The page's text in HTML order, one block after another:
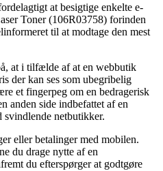
at besigtige enkelte e-
Toner (106R03758) forinden
til at modtage den mest
at i tilfælde af at en webbutik
der kan ses som ubegribelig
et fingerpeg om en bedragerisk
anden side indbefattet af en
netbutikker.
eller betalinger med mobilen.
du drage nytte af en
du efterspørger at godtgøre